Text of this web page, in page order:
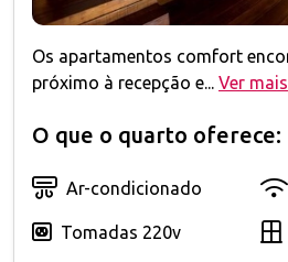
Os apartamentos comfort
próximo à recepção e... Ver mais
O que o quarto oferece:
Ar-condicionado
Tomadas 220v